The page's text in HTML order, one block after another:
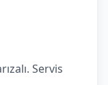
Servis